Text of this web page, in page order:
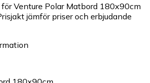
Venture Polar Matbord 180x90cm
jämför priser och erbjudande